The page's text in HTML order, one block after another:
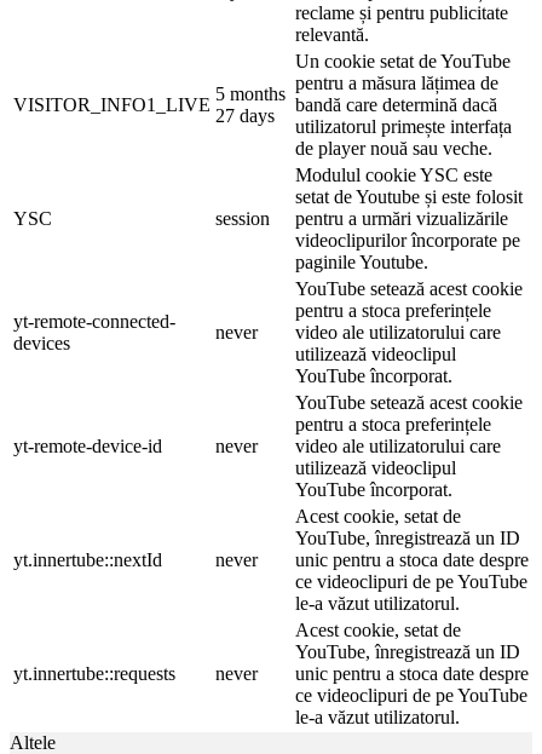
reclame și pentru publicitate
relevantă.
VISITOR_INFO1_LIVE
5 months
27 days
Un cookie setat de YouTube
pentru a măsura lățimea de
bandă care determină dacă
utilizatorul primește interfața
de player nouă sau veche.
YSC session
Modulul cookie YSC este
setat de Youtube și este folosit
pentru a urmări vizualizările
videoclipurilor încorporate pe
paginile Youtube.
yt-remote-connected-
devices
never
YouTube setează acest cookie
pentru a stoca preferințele
video ale utilizatorului care
utilizează videoclipul
YouTube încorporat.
yt-remote-device-id never
YouTube setează acest cookie
pentru a stoca preferințele
video ale utilizatorului care
utilizează videoclipul
YouTube încorporat.
yt.innertube::nextId never
Acest cookie, setat de
YouTube, înregistrează un ID
unic pentru a stoca date despre
ce videoclipuri de pe YouTube
le-a văzut utilizatorul.
yt.innertube::requests never
Acest cookie, setat de
YouTube, înregistrează un ID
unic pentru a stoca date despre
ce videoclipuri de pe YouTube
le-a văzut utilizatorul.
Altele